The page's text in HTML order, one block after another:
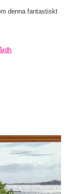
denna fantastiskt